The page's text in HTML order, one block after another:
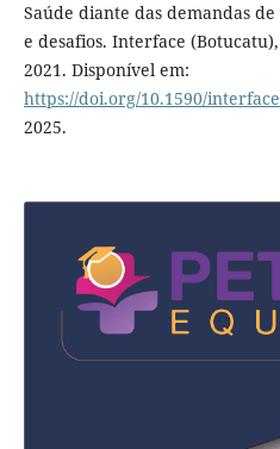
Saúde diante das demandas
e desafios. Interface
2021. Disponível em:
https://doi.org/10.1590/
2025.